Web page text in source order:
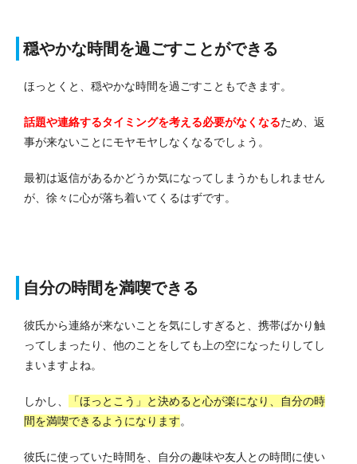
穏やかな時間を過ごすことができる
ほっとくと、穏やかな時間を過ごすこともできます。
話題や連絡するタイミングを考える必要がなくなるため、返
事が来ないことにモヤモヤしなくなるでしょう。
最初は返信があるかどうか気になってしまうかもしれません
が、徐々に心が落ち着いてくるはずです。
自分の時間を満喫できる
彼氏から連絡が来ないことを気にしすぎると、携帯ばかり触
ってしまったり、他のことをしても上の空になったりしてし
まいますよね。
しかし、
「ほっとこう」と決めると心が楽になり、自分の時
間を満喫できるようになります。
彼氏に使っていた時間を、自分の趣味や友人との時間に使い